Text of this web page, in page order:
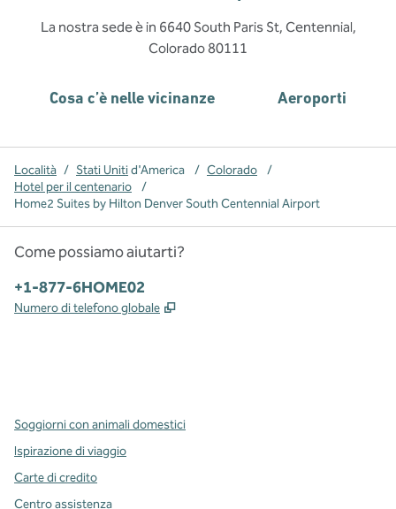
La nostra sede è in 6640 South Paris St, Centennial,
Colorado 80111
Cosa c’è nelle vicinanze Aeroporti
Località / Stati Uniti d'America / Colorado
/
Hotel per il centenario
/
Home2 Suites by Hilton Denver South Centennial Airport
Come possiamo aiutarti?
Telefono:
+1-877-6HOME02
Numero di telefono globale ,
Soggiorni con animali domestici
Ispirazione di viaggio
Carte di credito
Centro assistenza